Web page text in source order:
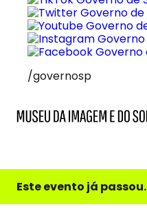
/governosp
e
do
Este evento já passou.